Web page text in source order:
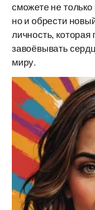
сможете не
но и обрести
личность,
завоёвывать
миру.